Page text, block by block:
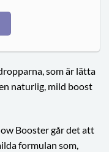
som är lätta
naturlig, mild boost
Booster går det att
formulan som,